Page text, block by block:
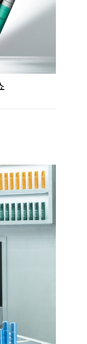
210952